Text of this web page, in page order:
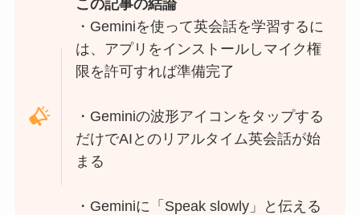
この記事の結論
・Geminiを使って英会話を学習するに
は、アプリをインストールしマイク権
限を許可すれば準備完了
・Geminiの波形アイコンをタップする
だけでAIとのリアルタイム英会話が始
まる
・Geminiに「Speak slowly」と伝える